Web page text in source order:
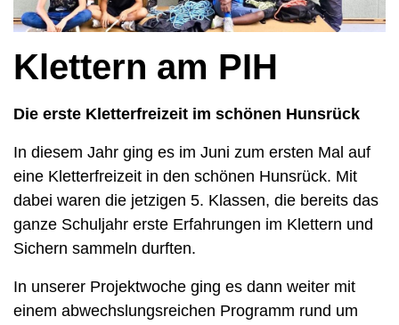
Klettern am PIH
Die erste Kletterfreizeit im schönen Hunsrück
In diesem Jahr ging es im Juni zum ersten Mal auf
eine Kletterfreizeit in den schönen Hunsrück. Mit
dabei waren die jetzigen 5. Klassen, die bereits das
ganze Schuljahr erste Erfahrungen im Klettern und
Sichern sammeln durften.
In unserer Projektwoche ging es dann weiter mit
einem abwechslungsreichen Programm rund um